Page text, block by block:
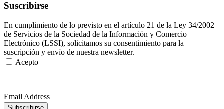
Suscribirse
En cumplimiento de lo previsto en el artículo 21 de la Ley 34/2002
de Servicios de la Sociedad de la Información y Comercio
Electrónico (LSSI), solicitamos su consentimiento para la
suscripción y envío de nuestra newsletter.
Acepto
Email Address